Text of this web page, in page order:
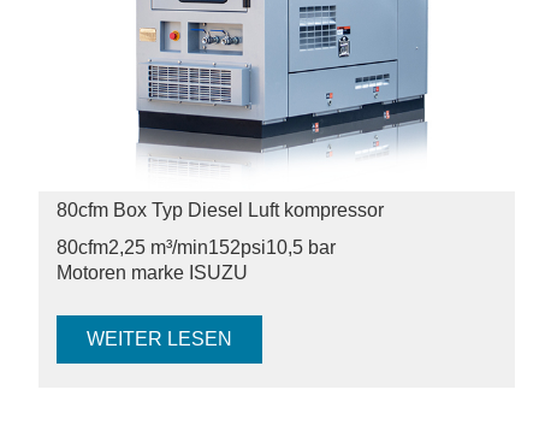
80cfm Box Typ Diesel Luft kompressor
80cfm2,25 m³/min152psi10,5 bar
Motoren marke ISUZU
WEITER LESEN